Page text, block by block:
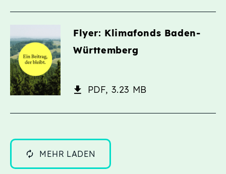
Flyer: Klimafonds Baden-
Württemberg
PDF, 3.23 MB
MEHR LADEN